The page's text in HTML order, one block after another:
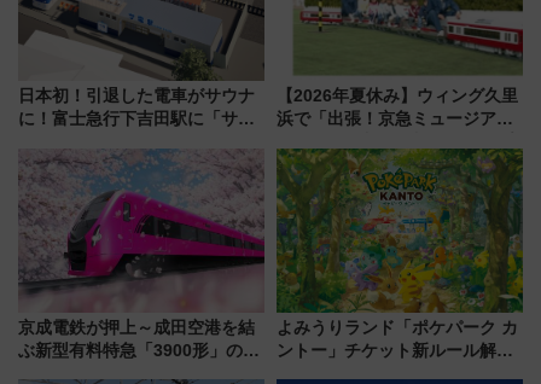
日本初！引退した電車がサウナ
に！富士急行下吉田駅に「サ電
業 行き交う電車の音や振動を
感じながら「ととのう」新感覚
【2026年夏休み】ウィング久里
浜で「出張！京急ミュージア
ラリーや子ども制服撮影も
京成電鉄が押上～成田空港を結
ぶ新型有料特急「3900形」のコ
よみうりランド「ポケパーク カ
ントー」チケット新ルール解